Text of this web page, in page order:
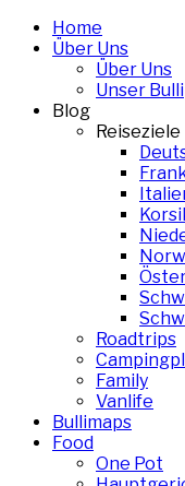
Skip
Home
Über Uns
Über Uns
Unser Bulli
Blog
Reiseziele
Roadtrips
Family
Vanlife
Bullimaps
Food
One Pot